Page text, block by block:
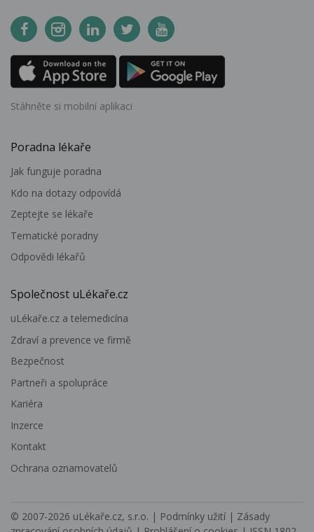
Stáhněte si mobilní aplikaci
Poradna lékaře
Jak funguje poradna
Kdo na dotazy odpovídá
Zeptejte se lékaře
Tematické poradny
Odpovědi lékařů
Společnost uLékaře.cz
uLékaře.cz a telemedicína
Zdraví a prevence ve firmě
Bezpečnost
Partneři a spolupráce
Kariéra
Inzerce
Kontakt
Ochrana oznamovatelů
© 2007-2026 uLékaře.cz, s.r.o. | Podmínky užití | Zásady